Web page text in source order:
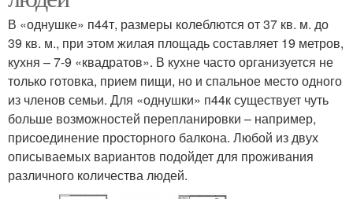
В «однушке» п44т, размеры колеблются от 37 кв. м. до
39 кв. м., при этом жилая площадь составляет 19 метров,
кухня – 7-9 «квадратов». В кухне часто организуется не
только готовка, прием пищи, но и спальное место одного
из членов семьи. Для «однушки» п44к существует чуть
больше возможностей перепланировки – например,
присоединение просторного балкона. Любой из двух
описываемых вариантов подойдет для проживания
различного количества людей.